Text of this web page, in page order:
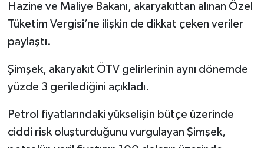
Hazine ve Maliye Bakanı, akaryakıttan alınan Özel
Tüketim Vergisi’ne ilişkin de dikkat çeken veriler
paylaştı.
Şimşek, akaryakıt ÖTV gelirlerinin aynı dönemde
yüzde 3 gerilediğini açıkladı.
Petrol fiyatlarındaki yükselişin bütçe üzerinde
ciddi risk oluşturduğunu vurgulayan Şimşek,